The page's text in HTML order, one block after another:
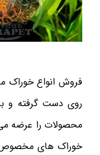
فروش انواع خوراک
روی دست گرفته و
محصولات را عرضه
خوراک های مخصوص